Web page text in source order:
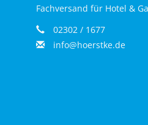
Fachversand für Hotel &
02302 / 1677
info@hoerstke.de